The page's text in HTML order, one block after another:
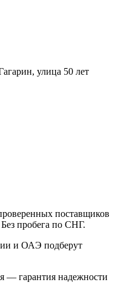
улица 50 лет
поставщиков
пробега по СНГ.
и ОАЭ подберут
— гарантия надежности